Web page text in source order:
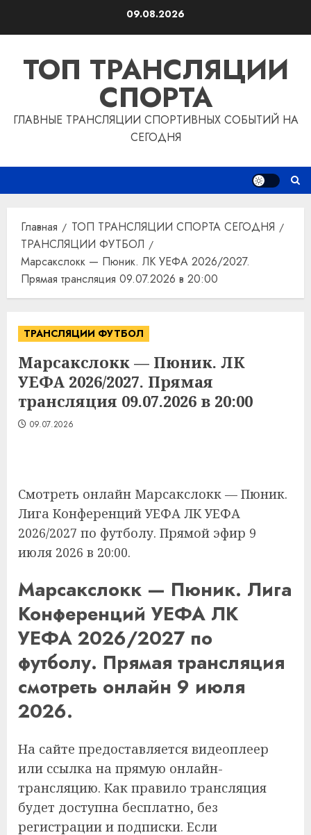
09.08.2026
ТОП ТРАНСЛЯЦИИ
СПОРТА
ГЛАВНЫЕ ТРАНСЛЯЦИИ СПОРТИВНЫХ СОБЫТИЙ НА
СЕГОДНЯ
Главная
ТОП ТРАНСЛЯЦИИ СПОРТА СЕГОДНЯ
ТРАНСЛЯЦИИ ФУТБОЛ
Марсакслокк — Пюник. ЛК УЕФА 2026/2027.
Прямая трансляция 09.07.2026 в 20:00
ТРАНСЛЯЦИИ ФУТБОЛ
Марсакслокк — Пюник. ЛК
УЕФА 2026/2027. Прямая
трансляция 09.07.2026 в 20:00
09.07.2026
Смотреть онлайн Марсакслокк — Пюник.
Лига Конференций УЕФА ЛК УЕФА
2026/2027 по футболу. Прямой эфир 9
июля 2026 в 20:00.
Марсакслокк — Пюник. Лига
Конференций УЕФА ЛК
УЕФА 2026/2027 по
футболу. Прямая трансляция
смотреть онлайн 9 июля
2026.
На сайте предоставляется видеоплеер
или ссылка на прямую онлайн-
трансляцию. Как правило трансляция
будет доступна бесплатно, без
регистрации и подписки. Если